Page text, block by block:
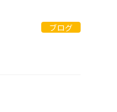
ブログ